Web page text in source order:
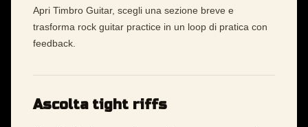
Apri Timbro Guitar, scegli una sezione breve e
trasforma rock guitar practice in un loop di pratica con
feedback.
Ascolta tight riffs